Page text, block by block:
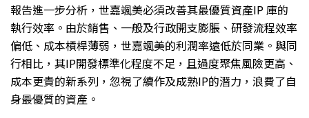
報告進一步分析，世嘉颯美必須改善其最優質資產IP 庫的
執行效率。由於銷售、一般及行政開支膨脹、研發流程效率
偏低、成本槓桿薄弱，世嘉颯美的利潤率遠低於同業。與同
行相比，其IP開發標準化程度不足，且過度聚焦風險更高、
成本更貴的新系列，忽視了續作及成熟IP的潛力，浪費了自
身最優質的資產。